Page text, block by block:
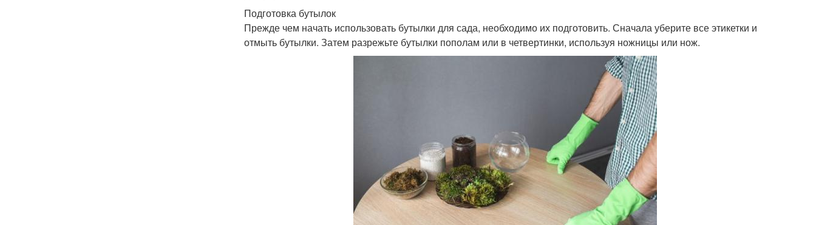
Подготовка бутылок
Прежде чем начать использовать бутылки для сада, необходимо их подготовить. Сначала уберите все этикетки и
отмыть бутылки. Затем разрежьте бутылки пополам или в четвертинки, используя ножницы или нож.